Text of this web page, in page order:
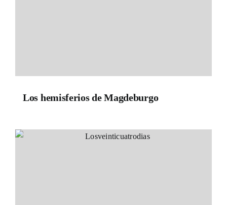
Los hemisferios de Magdeburgo